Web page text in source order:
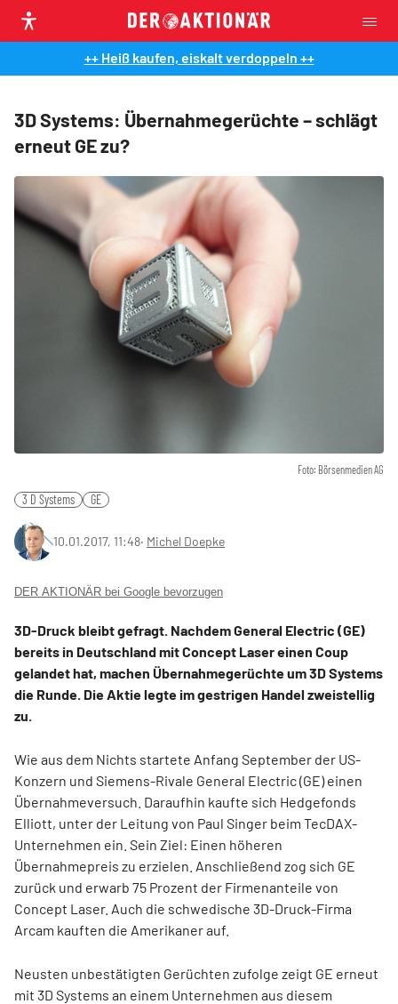
++ Heiß kaufen, eiskalt verdoppeln ++
3D Systems: Übernahmegerüchte – schlägt
erneut GE zu?
Foto: Börsenmedien AG
3 D Systems GE
10.01.2017, 11:48‧ Michel Doepke
DER AKTIONÄR bei Google bevorzugen
3D-Druck bleibt gefragt. Nachdem General Electric (GE)
bereits in Deutschland mit Concept Laser einen Coup
gelandet hat, machen Übernahmegerüchte um 3D Systems
die Runde. Die Aktie legte im gestrigen Handel zweistellig
zu.
Wie aus dem Nichts startete Anfang September der US-
Konzern und Siemens-Rivale General Electric (GE) einen
Übernahmeversuch. Daraufhin kaufte sich Hedgefonds
Elliott, unter der Leitung von Paul Singer beim TecDAX-
Unternehmen ein. Sein Ziel: Einen höheren
Übernahmepreis zu erzielen. Anschließend zog sich GE
zurück und erwarb 75 Prozent der Firmenanteile von
Concept Laser. Auch die schwedische 3D-Druck-Firma
Arcam kauften die Amerikaner auf.
Neusten unbestätigten Gerüchten zufolge zeigt GE erneut
mit 3D Systems an einem Unternehmen aus diesem